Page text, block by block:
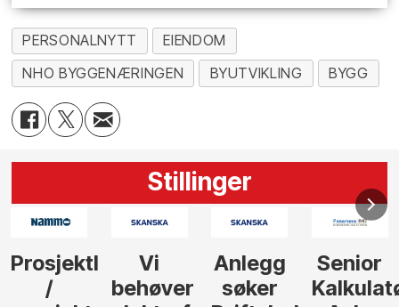
PERSONALNYTT
EIENDOM
NHO BYGGENÆRINGEN
BYUTVIKLING BYGG
Stillinger
Anlegg
søker
Senior
Kalkulatør
Senior
Tilbudsleder